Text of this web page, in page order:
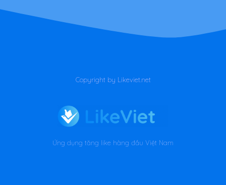
Copyright by Likeviet.net
Ứng dụng tăng like hàng đầu Việt Nam